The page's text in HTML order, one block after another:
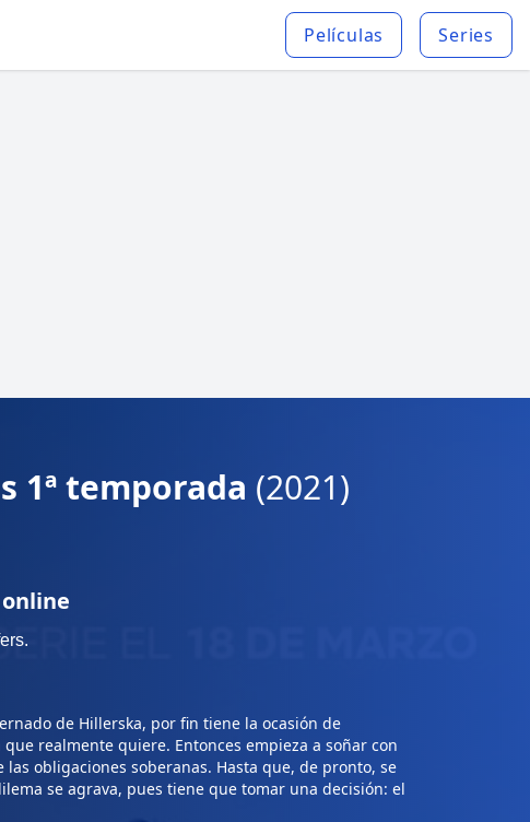
Películas Series
1ª temporada (2021)
de Hillerska, por fin tiene la ocasión de
realmente quiere. Entonces empieza a soñar con
obligaciones soberanas. Hasta que, de pronto, se
se agrava, pues tiene que tomar una decisión: el